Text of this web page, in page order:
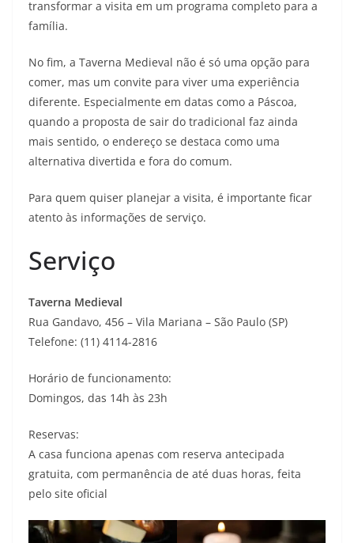
transformar a visita em um programa completo para a
família.
No fim, a Taverna Medieval não é só uma opção para
comer, mas um convite para viver uma experiência
diferente. Especialmente em datas como a Páscoa,
quando a proposta de sair do tradicional faz ainda
mais sentido, o endereço se destaca como uma
alternativa divertida e fora do comum.
Para quem quiser planejar a visita, é importante ficar
atento às informações de serviço.
Serviço
Taverna Medieval
Rua Gandavo, 456 – Vila Mariana – São Paulo (SP)
Telefone: (11) 4114-2816
Horário de funcionamento:
Domingos, das 14h às 23h
Reservas:
A casa funciona apenas com reserva antecipada
gratuita, com permanência de até duas horas, feita
pelo site oficial